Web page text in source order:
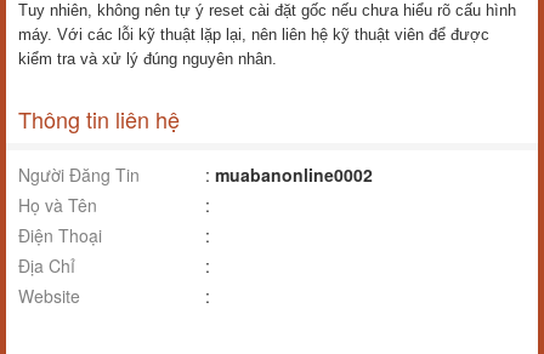
Tuy nhiên, không nên tự ý reset cài đặt gốc nếu chưa hiểu rõ cấu hình
máy. Với các lỗi kỹ thuật lặp lại, nên liên hệ kỹ thuật viên để được
kiểm tra và xử lý đúng nguyên nhân.
Thông tin liên hệ
Người Đăng Tin : muabanonline0002
Họ và Tên
:
Điện Thoại
:
Địa Chỉ
:
Website
: